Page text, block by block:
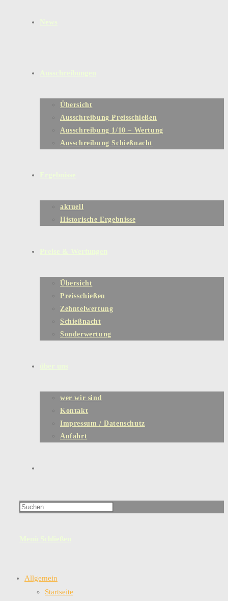
Übersicht
Ausschreibung Preisschießen
Ausschreibung 1/10 – Wertung
Ausschreibung Schießnacht
aktuell
Historische Ergebnisse
Übersicht
Preisschießen
Zehntelwertung
Schießnacht
Sonderwertung
wer wir sind
Kontakt
Impressum / Datenschutz
Anfahrt
Allgemein
Startseite